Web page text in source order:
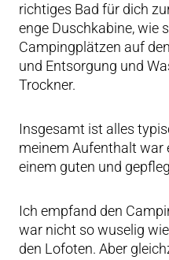
richtiges Bad für dich
enge Duschkabine, wie
Campingplätzen auf
und Entsorgung und
Trockner.
Insgesamt ist alles
meinem Aufenthalt war
einem guten und
Ich empfand den
war nicht so wuselig
den Lofoten. Aber